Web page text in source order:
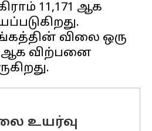
₹11,171 ஆக
விலை ஒரு
ஆக விற்பனை
உயர்வு